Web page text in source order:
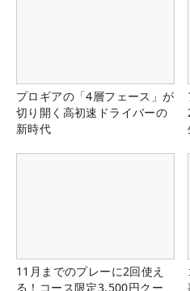
プロギアの「4層フェース」が
切り開く高初速ドライバーの
新時代
11月までのプレーに2回使え
る！コース限定3,500円クー